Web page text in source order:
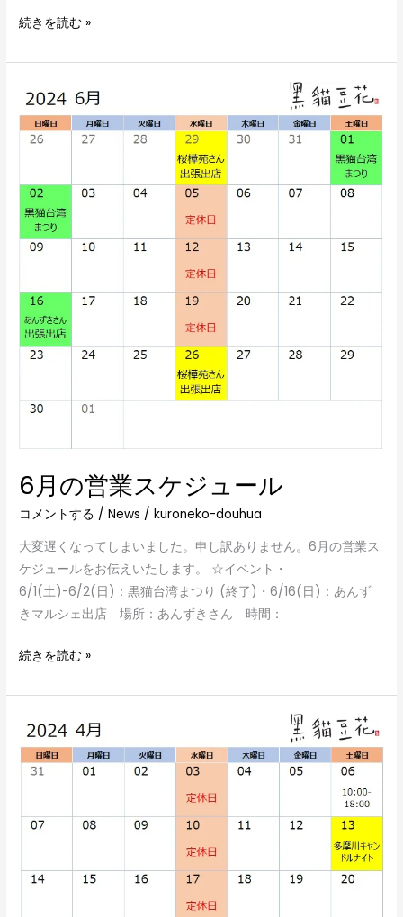
続きを読む »
6月の営業スケジュール
コメントする /News /kuroneko-douhua
大変遅くなってしまいました。申し訳ありません。6月の営業ス
ケジュールをお伝えいたします。 ☆イベント・
6/1(土)-6/2(日)：黒猫台湾まつり (終了)・6/16(日)：あんず
きマルシェ出店 場所：あんずきさん 時間：
6
月
の
業
ス
ジ
ー
ル
続きを読む »
4
月
業